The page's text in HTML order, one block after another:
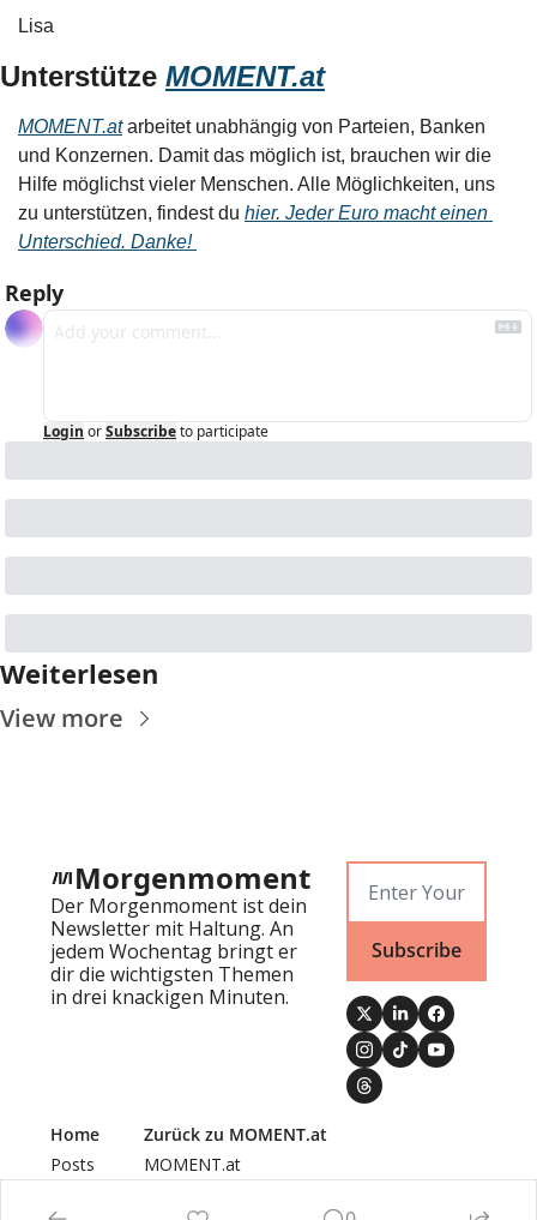
Lisa
Unterstütze MOMENT.at
MOMENT.at arbeitet unabhängig von Parteien, Banken
und Konzernen. Damit das möglich ist, brauchen wir die
Hilfe möglichst vieler Menschen. Alle Möglichkeiten, uns
zu unterstützen, findest du hier. Jeder Euro macht einen
Unterschied. Danke!
Reply
Login orSubscribeto participate
Weiterlesen
View more
Morgenmoment
Der Morgenmoment ist dein
Newsletter mit Haltung. An
jedem Wochentag bringt er
dir die wichtigsten Themen
in drei knackigen Minuten.
Subscribe
Home
Posts
Newsletters
Authors
Zurück zu MOMENT.at
MOMENT.at